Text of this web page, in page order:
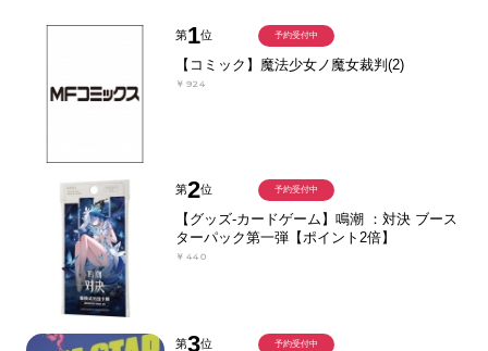
第1位
【コミック】魔法少女ノ魔女裁判(2)
￥924
予約受付中
第2位
【グッズ-カードゲーム】鳴潮 ：対決 ブース
ターパック第一弾【ポイント2倍】
￥440
予約受付中
第3位 予約受付中